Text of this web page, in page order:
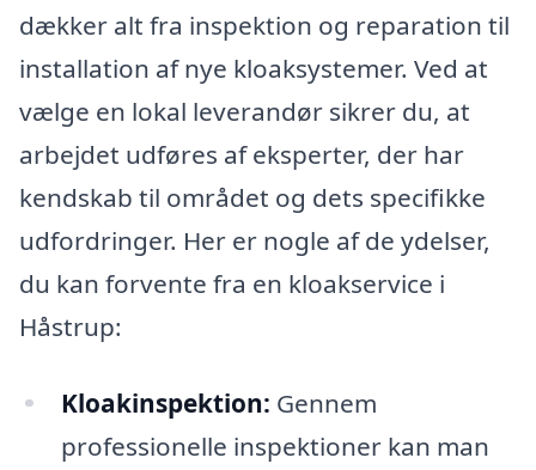
dækker alt fra inspektion og reparation til
installation af nye kloaksystemer. Ved at
vælge en lokal leverandør sikrer du, at
arbejdet udføres af eksperter, der har
kendskab til området og dets specifikke
udfordringer. Her er nogle af de ydelser,
du kan forvente fra en kloakservice i
Håstrup:
Kloakinspektion: Gennem
professionelle inspektioner kan man